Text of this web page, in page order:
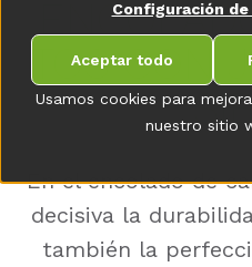
Usamos cookies para
nuestro sitio
Configuración
Aceptar todo
s
)
TOS CON
En el encolado de
decisiva la
también la